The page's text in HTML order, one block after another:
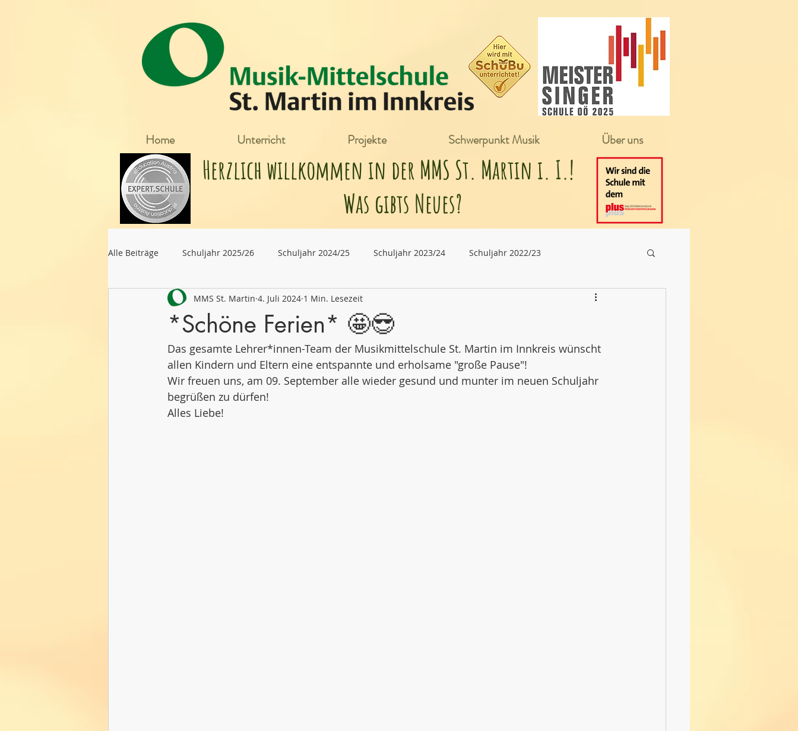
Herzlich willkommen in der MMS St. Martin i. I.!
Was gibts Neues?
Alle Beiträge Schuljahr 2025/26 Schuljahr 2024/25 Schuljahr 2023/24 Schuljahr 2022/23
Schuljahr 2021/22 Schuljahr 2020/21 Schuljahr 2019/20
*Schöne Ferien* 🤩😎
MMS St. Martin 4. Juli 2024 1 Min. Lesezeit
Das gesamte Lehrer*innen-Team der Musikmittelschule St. Martin im Innkreis wünscht
allen Kindern und Eltern eine entspannte und erholsame "große Pause"!
Wir freuen uns, am 09. September alle wieder gesund und munter im neuen Schuljahr
begrüßen zu dürfen!
Alles Liebe!
Home Unterricht Projekte Schwerpunkt Musik Über uns